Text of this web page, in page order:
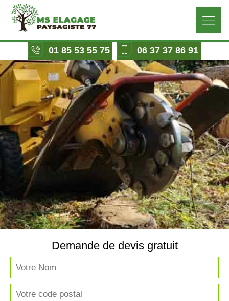
01 85 53 55 75 06 37 37 86 91
Demande de devis gratuit